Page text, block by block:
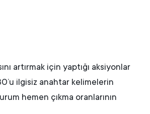
artırmak için yaptığı aksiyonlar
ilgisiz anahtar kelimelerin
hemen çıkma oranlarının